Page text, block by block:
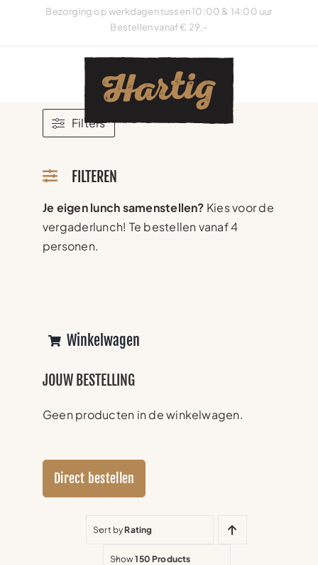
Bezorging op werkdagen tussen 10:00 & 14:00 uur
Bestellen vanaf € 29,-
Filters
FILTEREN
Je eigen lunch samenstellen? Kies voor de
vergaderlunch! Te bestellen vanaf 4
personen.
Winkelwagen
JOUW BESTELLING
Geen producten in de winkelwagen.
Direct bestellen
Sort byRating
Show150 Products